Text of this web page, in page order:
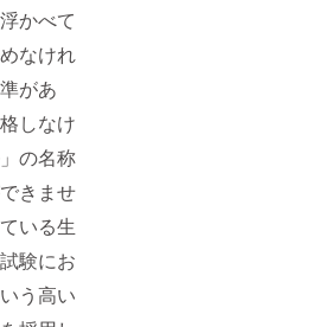
かべて
なけれ
があ
しなけ
の名称
きませ
いる生
験にお
う高い